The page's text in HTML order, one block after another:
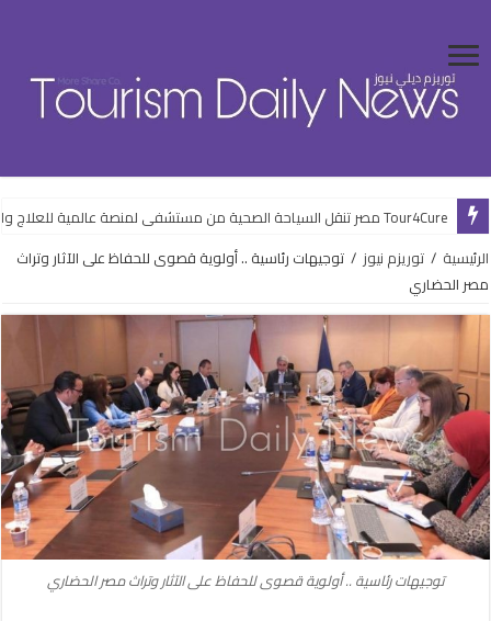
Tour4Cure مصر تنقل السياحة الصحية من مستشفى لمنصة عالمية للعلاج والضيافة
الرئيسية / توريزم نيوز / توجيهات رئاسية .. أولوية قصوى للحفاظ على الآثار وتراث
مصر الحضاري
توجيهات رئاسية .. أولوية قصوى للحفاظ على الآثار وتراث مصر الحضاري